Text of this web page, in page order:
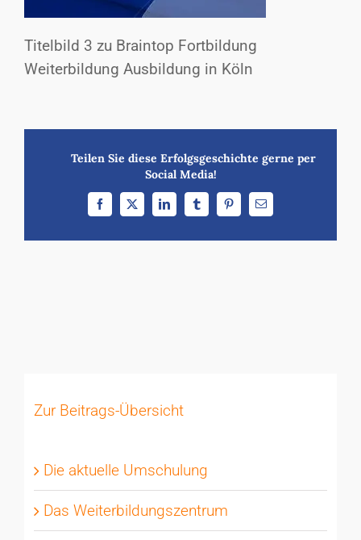
Titelbild 3 zu Braintop Fortbildung
Weiterbildung Ausbildung in Köln
Teilen Sie diese Erfolgsgeschichte gerne per
Social Media!
Facebook
X LinkedInTumblrPinterest
E-
Mail
Zur Beitrags-Übersicht
Die aktuelle Umschulung
Das Weiterbildungszentrum